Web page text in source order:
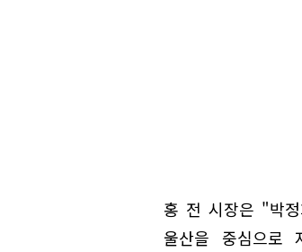
홍 전 시장은 "박
울산을 중심으로